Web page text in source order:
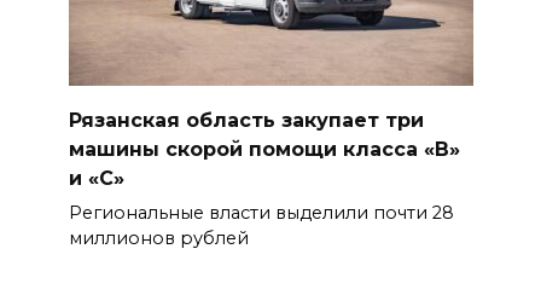
Рязанская область закупает три
машины скорой помощи класса «В»
и «С»
Региональные власти выделили почти 28
миллионов рублей